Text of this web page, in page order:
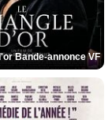
Bande-annonce VF